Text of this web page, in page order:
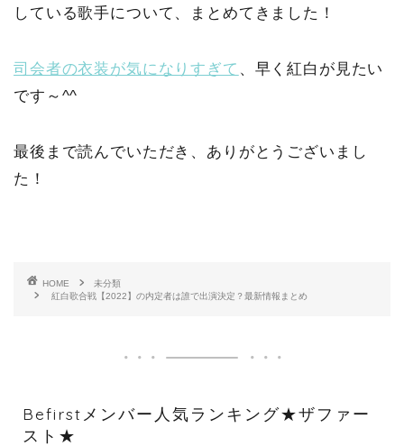
している歌手について、まとめてきました！
司会者の衣装が気になりすぎて 、早く紅白が見たい
です～^^
最後まで読んでいただき、ありがとうございまし
た！
HOME
未分類
紅白歌合戦【2022】の内定者は誰で出演決定？最新情報まとめ
Befirstメンバー人気ランキング★ザファー
スト★